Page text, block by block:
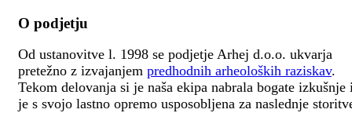
O podjetju
Od ustanovitve l. 1998 se podjetje Arhej d.o.o. ukvarja
pretežno z izvajanjem predhodnih arheoloških raziskav.
Tekom delovanja si je naša ekipa nabrala bogate izkušnje
je s svojo lastno opremo usposobljena za naslednje